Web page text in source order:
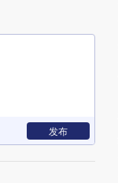
发布